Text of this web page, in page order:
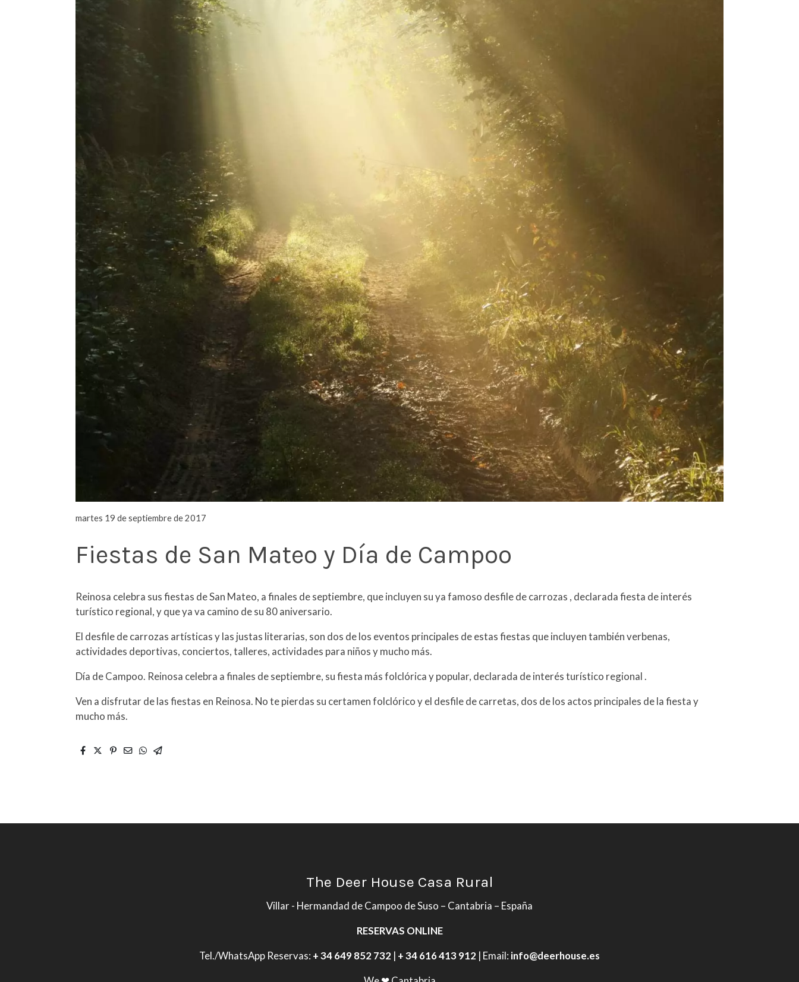
martes 19 de septiembre de 2017
Fiestas de San Mateo y Día de Campoo
Reinosa celebra sus fiestas de San Mateo, a finales de septiembre, que incluyen su ya famoso desfile de carrozas , declarada fiesta de interés
turístico regional, y que ya va camino de su 80 aniversario.
El desfile de carrozas artísticas y las justas literarias, son dos de los eventos principales de estas fiestas que incluyen también verbenas,
actividades deportivas, conciertos, talleres, actividades para niños y mucho más.
Día de Campoo. Reinosa celebra a finales de septiembre, su fiesta más folclórica y popular, declarada de interés turístico regional .
Ven a disfrutar de las fiestas en Reinosa. No te pierdas su certamen folclórico y el desfile de carretas, dos de los actos principales de la fiesta y
mucho más.
The Deer House Casa Rural
Villar - Hermandad de Campoo de Suso – Cantabria – España
RESERVAS ONLINE
Tel./WhatsApp Reservas: + 34 649 852 732 | + 34 616 413 912 | Email: info@deerhouse.es